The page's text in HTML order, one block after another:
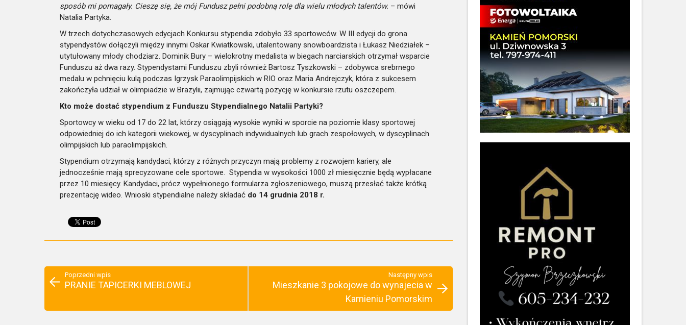
sposób mi pomagały. Cieszę się, że mój Fundusz pełni podobną rolę dla wielu młodych talentów. – mówi
Natalia Partyka.
W trzech dotychczasowych edycjach Konkursu stypendia zdobyło 33 sportowców. W III edycji do grona
stypendystów dołączyli między innymi Oskar Kwiatkowski, utalentowany snowboardzista i Łukasz Niedziałek –
utytułowany młody chodziarz. Dominik Bury – wielokrotny medalista w biegach narciarskich otrzymał wsparcie
Funduszu aż dwa razy. Stypendystami Funduszu zbyli również Bartosz Tyszkowski – zdobywca srebrnego
medalu w pchnięciu kulą podczas Igrzysk Paraolimpijskich w RIO oraz Maria Andrejczyk, która z sukcesem
zakończyła udział w olimpiadzie w Brazylii, zajmując czwartą pozycję w konkursie rzutu oszczepem.
Kto może dostać stypendium z Funduszu Stypendialnego Natalii Partyki?
Sportowcy w wieku od 17 do 22 lat, którzy osiągają wysokie wyniki w sporcie na poziomie klasy sportowej
odpowiedniej do ich kategorii wiekowej, w dyscyplinach indywidualnych lub grach zespołowych, w dyscyplinach
olimpijskich lub paraolimpijskich.
Stypendium otrzymają kandydaci, którzy z różnych przyczyn mają problemy z rozwojem kariery, ale
jednocześnie mają sprecyzowane cele sportowe. Stypendia w wysokości 1000 zł miesięcznie będą wypłacane
przez 10 miesięcy. Kandydaci, prócz wypełnionego formularza zgłoszeniowego, muszą przesłać także krótką
prezentację wideo. Wnioski stypendialne należy składać do 14 grudnia 2018 r.
Poprzedni wpis
PRANIE TAPICERKI MEBLOWEJ
Następny wpis
Mieszkanie 3 pokojowe do wynajecia w
Kamieniu Pomorskim